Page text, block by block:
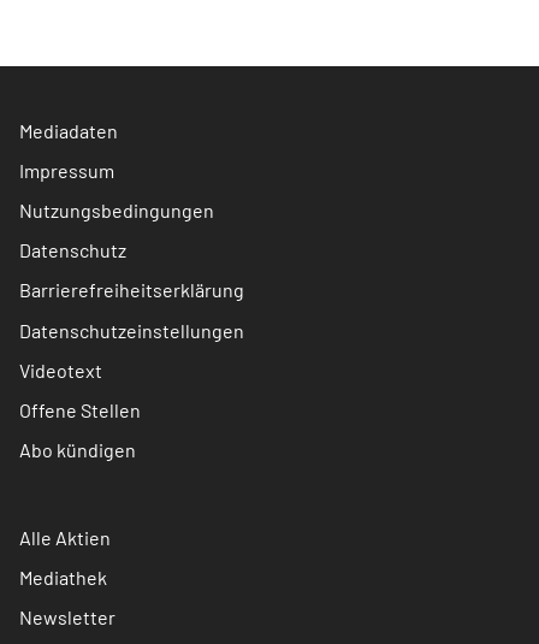
Mediadaten
Impressum
Nutzungsbedingungen
Datenschutz
Barrierefreiheitserklärung
Datenschutzeinstellungen
Videotext
Offene Stellen
Abo kündigen
Alle Aktien
Mediathek
Newsletter